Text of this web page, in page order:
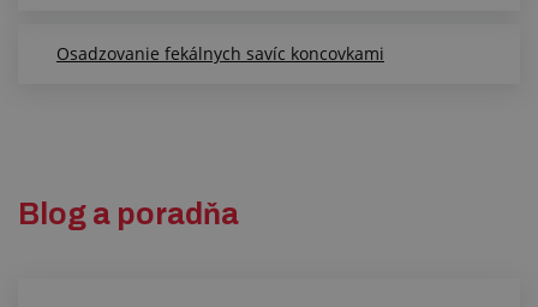
Osadzovanie fekálnych savíc koncovkami
Blog a poradňa